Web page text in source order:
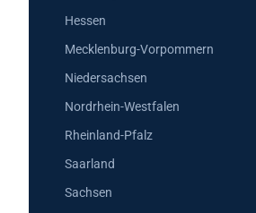
Hessen
Mecklenburg-Vorpommern
Niedersachsen
Nordrhein-Westfalen
Rheinland-Pfalz
Saarland
Sachsen